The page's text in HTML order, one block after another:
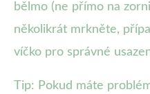
bělmo (ne přímo na
několikrát mrkněte,
víčko pro správné
Tip: Pokud máte